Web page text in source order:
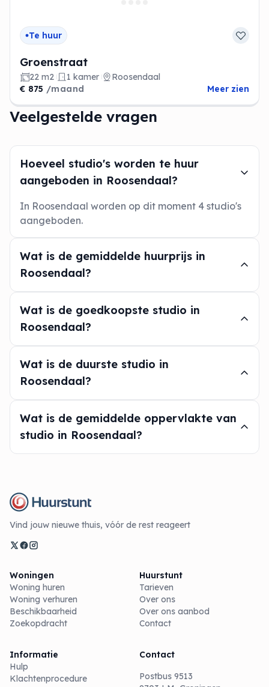
Te huur
Groenstraat
22 m2 1 kamer
Roosendaal
€ 875 /maand Meer zien
Veelgestelde vragen
Hoeveel studio's worden te huur
aangeboden in Roosendaal?
In Roosendaal worden op dit moment 4 studio's
aangeboden.
Wat is de gemiddelde huurprijs in
Roosendaal?
Wat is de goedkoopste studio in
Roosendaal?
Wat is de duurste studio in
Roosendaal?
Wat is de gemiddelde oppervlakte van
studio in Roosendaal?
Vind jouw nieuwe thuis, vóór de rest reageert
Woningen
Woning huren
Woning verhuren
Beschikbaarheid
Zoekopdracht
Huurstunt
Tarieven
Over ons
Over ons aanbod
Contact
Informatie
Hulp
Klachtenprocedure
Contact
Postbus 9513